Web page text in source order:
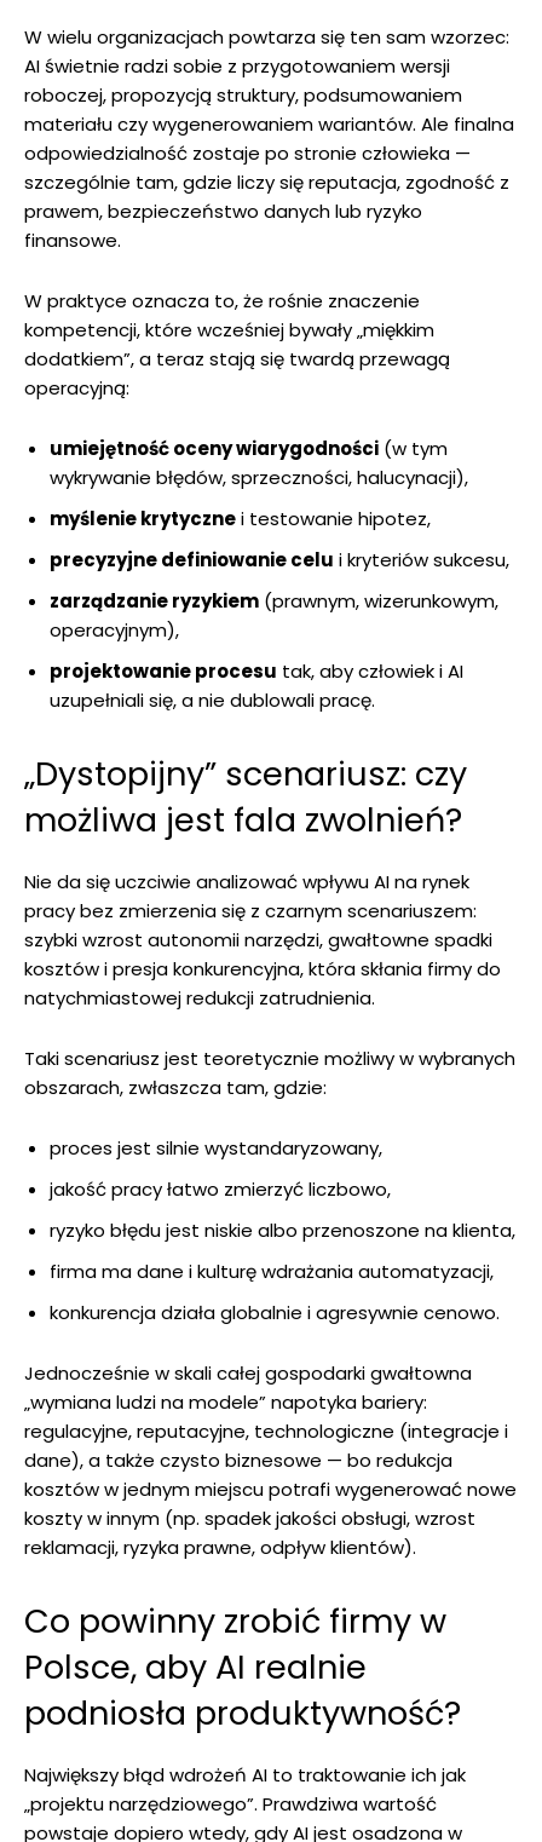
W wielu organizacjach powtarza się ten sam wzorzec:
AI świetnie radzi sobie z przygotowaniem wersji
roboczej, propozycją struktury, podsumowaniem
materiału czy wygenerowaniem wariantów. Ale finalna
odpowiedzialność zostaje po stronie człowieka —
szczególnie tam, gdzie liczy się reputacja, zgodność z
prawem, bezpieczeństwo danych lub ryzyko
finansowe.
W praktyce oznacza to, że rośnie znaczenie
kompetencji, które wcześniej bywały „miękkim
dodatkiem”, a teraz stają się twardą przewagą
operacyjną:
umiejętność oceny wiarygodności (w tym
wykrywanie błędów, sprzeczności, halucynacji),
myślenie krytycznei testowanie hipotez,
precyzyjne definiowanie celu i kryteriów sukcesu,
zarządzanie ryzykiem (prawnym, wizerunkowym,
operacyjnym),
projektowanie procesu tak, aby człowiek i AI
uzupełniali się, a nie dublowali pracę.
„Dystopijny” scenariusz: czy
możliwa jest fala zwolnień?
Nie da się uczciwie analizować wpływu AI na rynek
pracy bez zmierzenia się z czarnym scenariuszem:
szybki wzrost autonomii narzędzi, gwałtowne spadki
kosztów i presja konkurencyjna, która skłania firmy do
natychmiastowej redukcji zatrudnienia.
Taki scenariusz jest teoretycznie możliwy w wybranych
obszarach, zwłaszcza tam, gdzie:
proces jest silnie wystandaryzowany,
jakość pracy łatwo zmierzyć liczbowo,
ryzyko błędu jest niskie albo przenoszone na klienta,
firma ma dane i kulturę wdrażania automatyzacji,
konkurencja działa globalnie i agresywnie cenowo.
Jednocześnie w skali całej gospodarki gwałtowna
„wymiana ludzi na modele” napotyka bariery:
regulacyjne, reputacyjne, technologiczne (integracje i
dane), a także czysto biznesowe — bo redukcja
kosztów w jednym miejscu potrafi wygenerować nowe
koszty w innym (np. spadek jakości obsługi, wzrost
reklamacji, ryzyka prawne, odpływ klientów).
Co powinny zrobić firmy w
Polsce, aby AI realnie
podniosła produktywność?
Największy błąd wdrożeń AI to traktowanie ich jak
„projektu narzędziowego”. Prawdziwa wartość
powstaje dopiero wtedy, gdy AI jest osadzona w